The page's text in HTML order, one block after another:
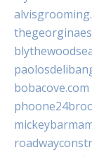
bobacove.com